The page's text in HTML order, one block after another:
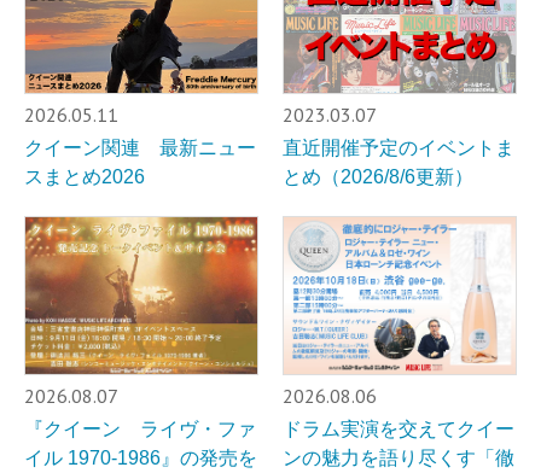
2026.05.11
クイーン関連 最新ニュー
スまとめ2026
2023.03.07
直近開催予定のイベントま
とめ（2026/8/6更新）
2026.08.07
『クイーン ライヴ・ファ
イル 1970-1986』の発売を
2026.08.06
ドラム実演を交えてクイー
ンの魅力を語り尽くす「徹